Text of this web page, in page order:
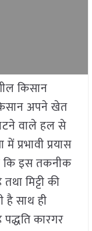
किसान
अपने खेत
वाले हल से
प्रभावी प्रयास
कि इस तकनीक
मिट्टी की
है साथ ही
कारगर